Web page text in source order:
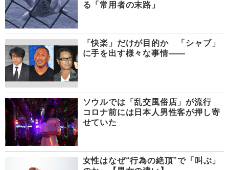
る「常用者の末路」
「快楽」だけが目的か 「シャブ」
に手を出す様々な事情――
ソウルでは「乱交風俗店」が流行
コロナ前には日本人男性客が押し寄
せていた
女性はなぜ“行為の絶頂”で「叫ぶ」